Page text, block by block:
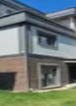
m²·29.07.2026
₺